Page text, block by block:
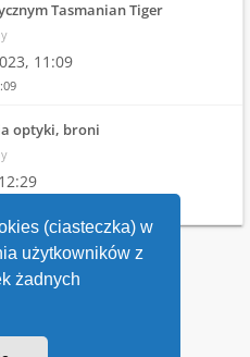
(ciasteczka) w
użytkowników z
żadnych
Tasmanian Tiger
11:09
optyki, broni